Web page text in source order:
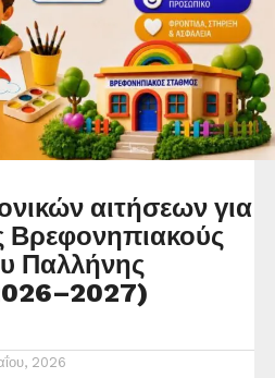
αιτήσεων για
Βρεφονηπιακούς
Παλλήνης
2026